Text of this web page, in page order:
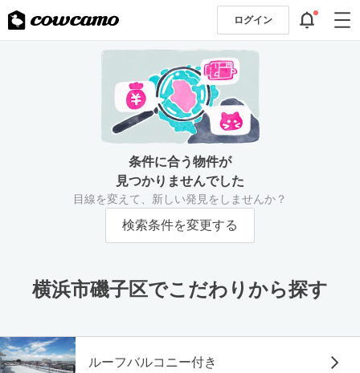
ログイン
条件に合う物件が
見つかりませんでした
目線を変えて、新しい発見をしませんか？
検索条件を変更する
横浜市磯子区でこだわりから探す
ルーフバルコニー付き